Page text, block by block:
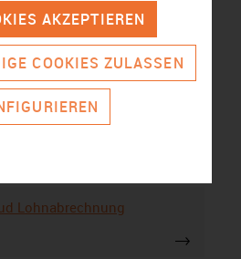
Lohnabrechnung
COOKIES ZULASSEN
AKZEPTIEREN